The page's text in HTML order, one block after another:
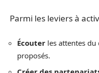
Parmi les leviers à
Écouter les attentes
proposés.